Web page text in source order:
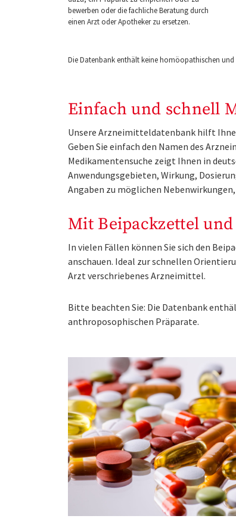
bewerben oder die fachliche Beratung durch
einen Arzt oder Apotheker zu ersetzen.
Die Datenbank enthält keine homöopathischen
Einfach und schnell
Unsere Arzneimitteldatenbank hilft
Geben Sie einfach den Namen des
Medikamentensuche zeigt Ihnen in
Anwendungsgebieten, Wirkung,
Angaben zu möglichen
Mit Beipackzettel und
In vielen Fällen können Sie sich den
anschauen. Ideal zur schnellen
Arzt verschriebenes Arzneimittel.
Bitte beachten Sie: Die Datenbank
anthroposophischen Präparate.